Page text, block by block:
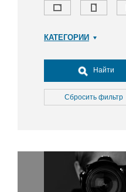
КАТЕГОРИИ
Досуг, туризм и отдых
Культура
Медицина
Окружающая среда
Политика
Правосудие
Найти
Сбросить фильтр